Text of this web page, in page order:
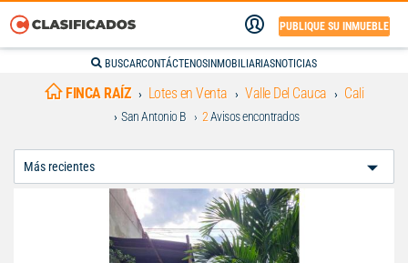
PUBLIQUE SU INMUEBLE
BUSCARCONTÁCTENOS INMOBILIARIASNOTICIAS
FINCA RAÍZ Lotes en Venta Valle Del Cauca Cali
San Antonio B 2Avisos encontrados